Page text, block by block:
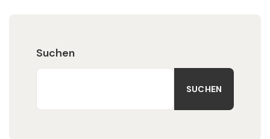
Suchen
SUCHEN